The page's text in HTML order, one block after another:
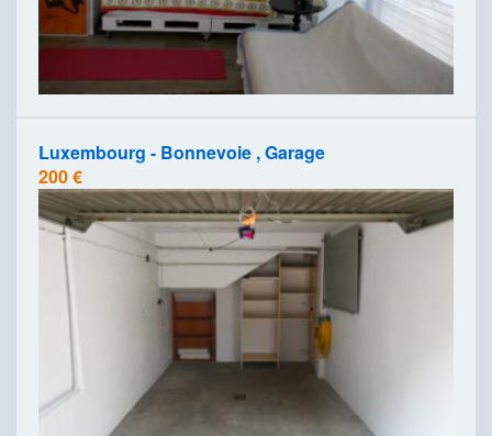
Luxembourg - Bonnevoie , Garage
200 €